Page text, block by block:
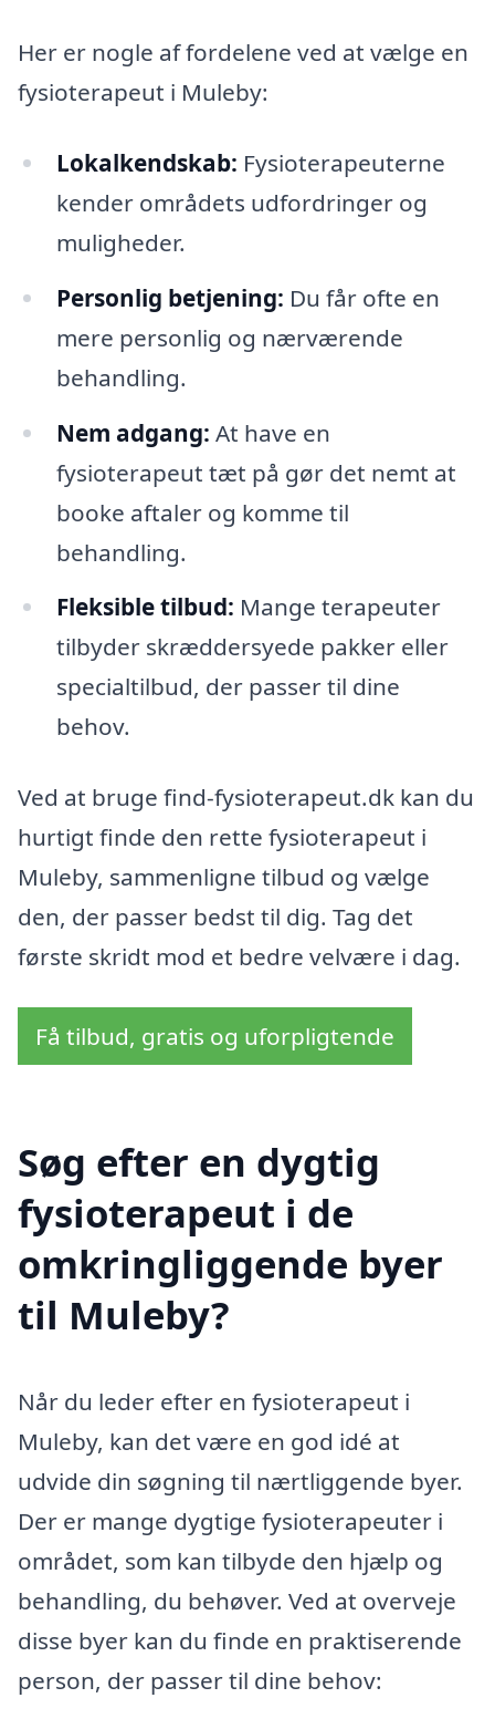
Her er nogle af fordelene ved at vælge en
fysioterapeut i Muleby:
Lokalkendskab: Fysioterapeuterne
kender områdets udfordringer og
muligheder.
Personlig betjening: Du får ofte en
mere personlig og nærværende
behandling.
Nem adgang: At have en
fysioterapeut tæt på gør det nemt at
booke aftaler og komme til
behandling.
Fleksible tilbud: Mange terapeuter
tilbyder skræddersyede pakker eller
specialtilbud, der passer til dine
behov.
Ved at bruge find-fysioterapeut.dk kan du
hurtigt finde den rette fysioterapeut i
Muleby, sammenligne tilbud og vælge
den, der passer bedst til dig. Tag det
første skridt mod et bedre velvære i dag.
Få tilbud, gratis og uforpligtende
Søg efter en dygtig
fysioterapeut i de
omkringliggende byer
til Muleby?
Når du leder efter en fysioterapeut i
Muleby, kan det være en god idé at
udvide din søgning til nærtliggende byer.
Der er mange dygtige fysioterapeuter i
området, som kan tilbyde den hjælp og
behandling, du behøver. Ved at overveje
disse byer kan du finde en praktiserende
person, der passer til dine behov: